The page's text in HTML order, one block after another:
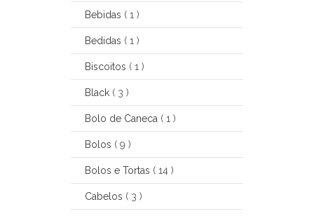
Bebidas ( 1 )
Bedidas ( 1 )
Biscoitos ( 1 )
Black ( 3 )
Bolo de Caneca ( 1 )
Bolos ( 9 )
Bolos e Tortas ( 14 )
Cabelos ( 3 )